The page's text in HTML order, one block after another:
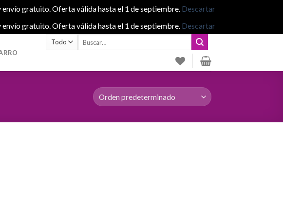
gratuito. Oferta válida hasta el 1 de septiembre. Descartar
gratuito. Oferta válida hasta el 1 de septiembre. Descartar
Buscar